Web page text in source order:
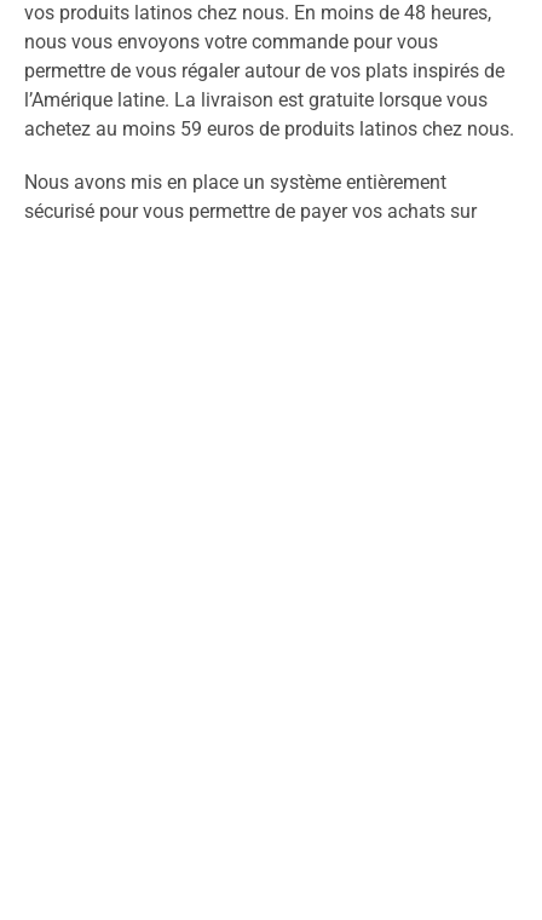
vos produits latinos chez nous. En moins de 48 heures,
nous vous envoyons votre commande pour vous
permettre de vous régaler autour de vos plats inspirés de
l’Amérique latine. La livraison est gratuite lorsque vous
achetez au moins 59 euros de produits latinos chez nous.
Nous avons mis en place un système entièrement
sécurisé pour vous permettre de payer vos achats sur